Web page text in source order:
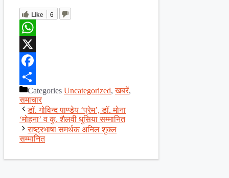
Like 6
WhatsApp
X
Facebook
ShareCategories Uncategorized,खबरें,
समाचार
डॉ. गोविन्द पाण्डेय ‘प्रेम’, डॉ. मोना
‘मोहना’ व कु. शैलवी धुसिया सम्मानित
राष्ट्रभाषा समर्थक अनिल शुक्ल
सम्मानित